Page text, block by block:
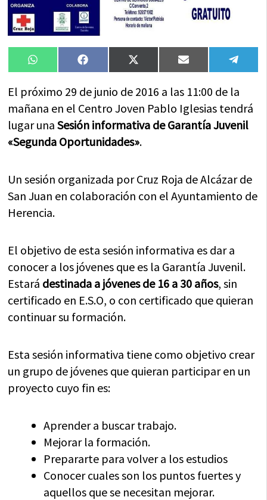
Compartir
en
WhatsAppCompartir
en
FacebookCompartir
en
X
(Twitter)
Compartir
en
Email
en
El próximo 29 de junio de 2016 a las 11:00 de la
mañana en el Centro Joven Pablo Iglesias tendrá
lugar unaSesión informativa de Garantía Juvenil
«Segunda Oportunidades».
Un sesión organizada por Cruz Roja de Alcázar de
San Juan en colaboración con el Ayuntamiento de
Herencia.
El objetivo de esta sesión informativa es dar a
conocer a los jóvenes que es la Garantía Juvenil.
Estará destinada a jóvenes de 16 a 30 años, sin
certificado en E.S.O, o con certificado que quieran
continuar su formación.
Esta sesión informativa tiene como objetivo crear
un grupo de jóvenes que quieran participar en un
proyecto cuyo fin es:
Aprender a buscar trabajo.
Mejorar la formación.
Prepararte para volver a los estudios
Conocer cuales son los puntos fuertes y
aquellos que se necesitan mejorar.